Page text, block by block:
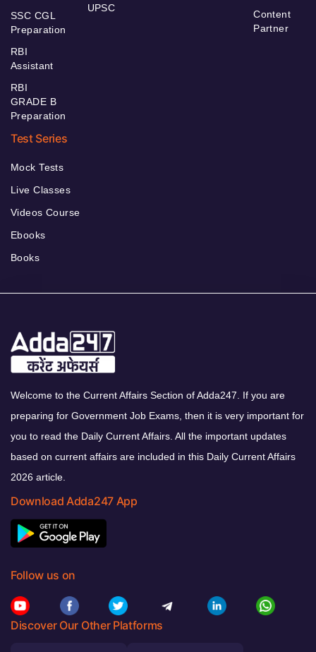
SSC CGL
Preparation
RBI
Assistant
RBI
GRADE B
Preparation
UPSC
Content
Partner
Test Series
Mock Tests
Live Classes
Videos Course
Ebooks
Books
Welcome to the Current Affairs Section of Adda247. If you are
preparing for Government Job Exams, then it is very important for
you to read the Daily Current Affairs. All the important updates
based on current affairs are included in this Daily Current Affairs
2026 article.
Download Adda247 App
Follow us on
Discover Our Other Platforms